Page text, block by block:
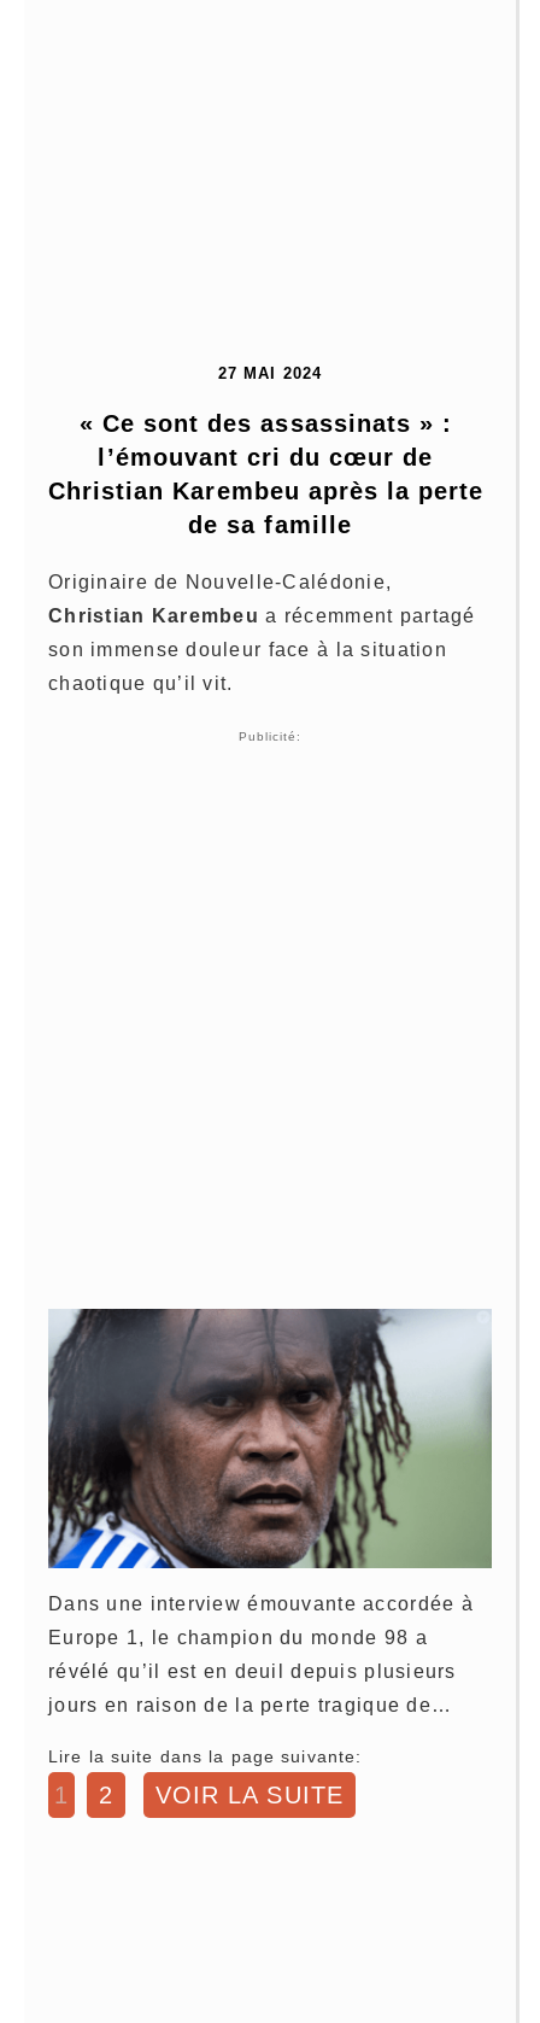
27 MAI 2024
« Ce sont des assassinats » :
l’émouvant cri du cœur de
Christian Karembeu après la perte
de sa famille
Originaire de Nouvelle-Calédonie,
Christian Karembeu a récemment partagé
son immense douleur face à la situation
chaotique qu’il vit.
Publicité:
Dans une interview émouvante accordée à
Europe 1, le champion du monde 98 a
révélé qu’il est en deuil depuis plusieurs
jours en raison de la perte tragique de…
Lire la suite dans la page suivante:
1 2 VOIR LA SUITE